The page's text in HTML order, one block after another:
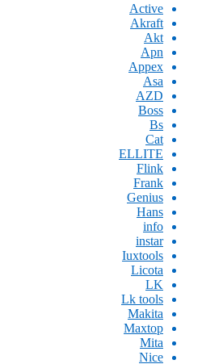
Active
Akraft
Akt
Apn
Appex
Asa
AZD
Boss
Bs
Cat
ELLITE
Flink
Frank
Genius
Hans
info
instar
Iuxtools
Licota
LK
Lk tools
Makita
Maxtop
Mita
Nice